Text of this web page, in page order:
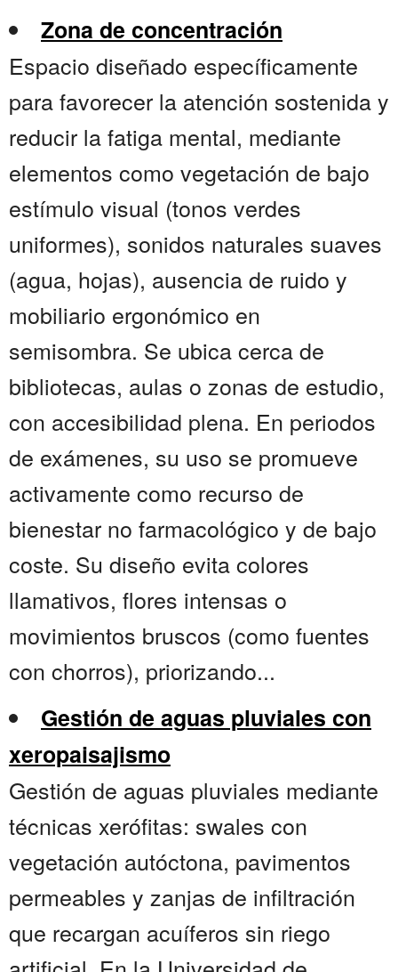
Zona de concentración
Espacio diseñado específicamente
para favorecer la atención sostenida y
reducir la fatiga mental, mediante
elementos como vegetación de bajo
estímulo visual (tonos verdes
uniformes), sonidos naturales suaves
(agua, hojas), ausencia de ruido y
mobiliario ergonómico en
semisombra. Se ubica cerca de
bibliotecas, aulas o zonas de estudio,
con accesibilidad plena. En periodos
de exámenes, su uso se promueve
activamente como recurso de
bienestar no farmacológico y de bajo
coste. Su diseño evita colores
llamativos, flores intensas o
movimientos bruscos (como fuentes
con chorros), priorizando...
Gestión de aguas pluviales con
xeropaisajismo
Gestión de aguas pluviales mediante
técnicas xerófitas: swales con
vegetación autóctona, pavimentos
permeables y zanjas de infiltración
que recargan acuíferos sin riego